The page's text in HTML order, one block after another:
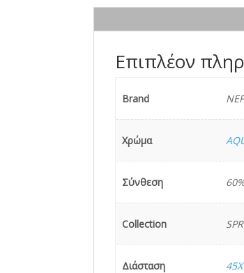
Επιπλέον
Brand
Χρώμα
Σύνθεση
Collection
Διάσταση